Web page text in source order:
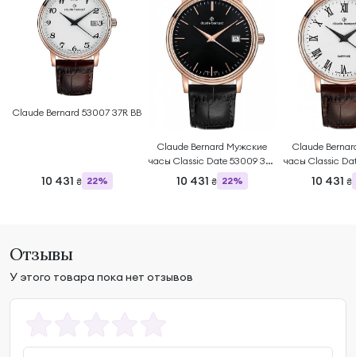
Claude Bernard 53007 37R BB
10 431 ₴ 22%
Claude Bernard Мужские
часы Classic Date 53009 37R
NIR
10 431 ₴ 22%
Claude
часы Classic
BR
10 431 ₴
Отзывы
У этого товара пока нет отзывов